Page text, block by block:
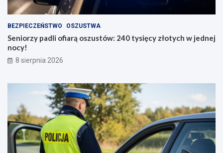
BEZPIECZEŃSTWO OSZUSTWA
Seniorzy padli ofiarą oszustów: 240 tysięcy złotych w jednej
nocy!
8 sierpnia 2026